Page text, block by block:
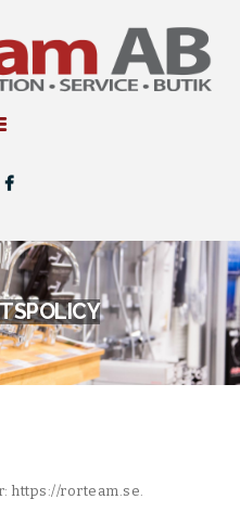
AB
https://rorteam.se.